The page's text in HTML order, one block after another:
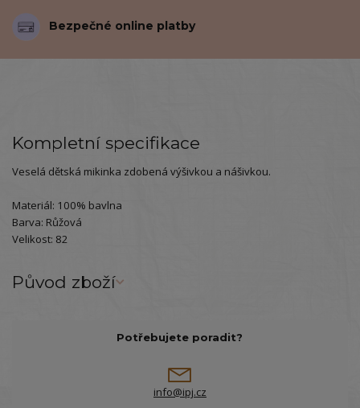
Bezpečné online platby
Kompletní specifikace
Veselá dětská mikinka zdobená výšivkou a nášivkou.
Materiál: 100% bavlna
Barva: Růžová
Velikost: 82
Původ zboží
Potřebujete poradit?
info@ipj.cz